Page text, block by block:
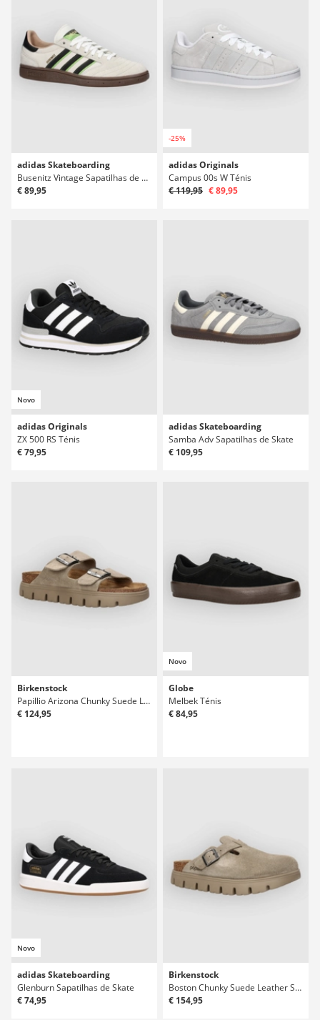
adidas Skateboarding
Busenitz Vintage Sapatilhas de Skate
€ 89,95
-25%
adidas Originals
Campus 00s W Ténis
€ 119,95 € 89,95
Novo
adidas Originals
ZX 500 RS Ténis
€ 79,95
adidas Skateboarding
Samba Adv Sapatilhas de Skate
€ 109,95
Birkenstock
Papillio Arizona Chunky Suede Leathe Sandálias
€ 124,95
Novo
Globe
Melbek Ténis
€ 84,95
Novo
adidas Skateboarding
Glenburn Sapatilhas de Skate
€ 74,95
Birkenstock
Boston Chunky Suede Leather Sandálias
€ 154,95